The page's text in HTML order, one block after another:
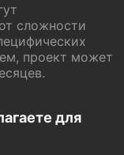
сложности
проект может
для